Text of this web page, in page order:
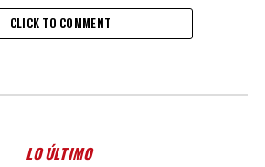
CLICK TO COMMENT
LO ÚLTIMO